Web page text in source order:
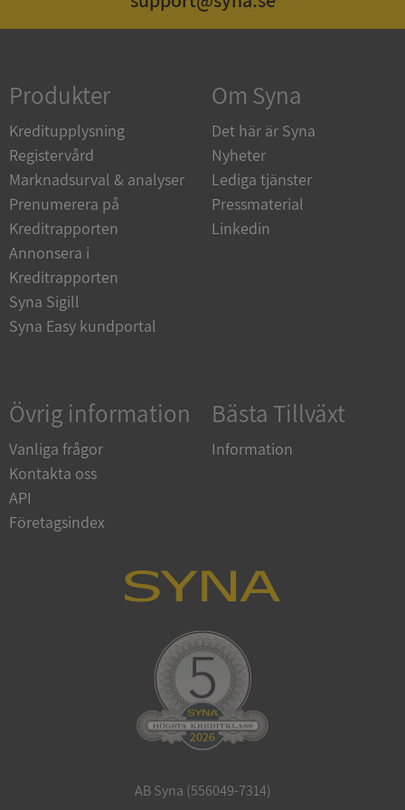
Produkter
Kreditupplysning
Registervård
Marknadsurval & analyser
Prenumerera på
Kreditrapporten
Annonsera i
Kreditrapporten
Syna Sigill
Syna Easy kundportal
Om Syna
Det här är Syna
Nyheter
Lediga tjänster
Pressmaterial
Linkedin
Övrig information
Vanliga frågor
Kontakta oss
API
Företagsindex
Bästa Tillväxt
Information
AB Syna (556049-7314)
Strikt nödvändiga kakor tillåter
och kontohantering. Webbplatsen kan inte
användas ordentligt utan strikt nödvändiga cookies.
Namn
Leverantör
Domän
__RequestVerificationToken
Microsoft
VISITOR_PRIVACY_METADATA
YouTube
ASP.NET_SessionId
Microsoft
Corporation
de.syna.se
ARRAffinity
Microsoft
Privacy Policy